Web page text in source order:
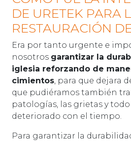
DE URETEK PARA
RESTAURACIÓN
Era por tanto urgente e
nosotros garantizar la
iglesia reforzando de
cimientos, para que dejara
que pudiéramos también
patologías, las grietas y
deteriorado con el tiempo.
Para garantizar la